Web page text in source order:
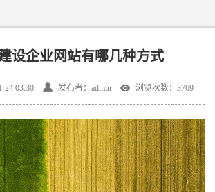
设企业网站有哪几种方式
24 03:30 发布者：admin 浏览次数：3769